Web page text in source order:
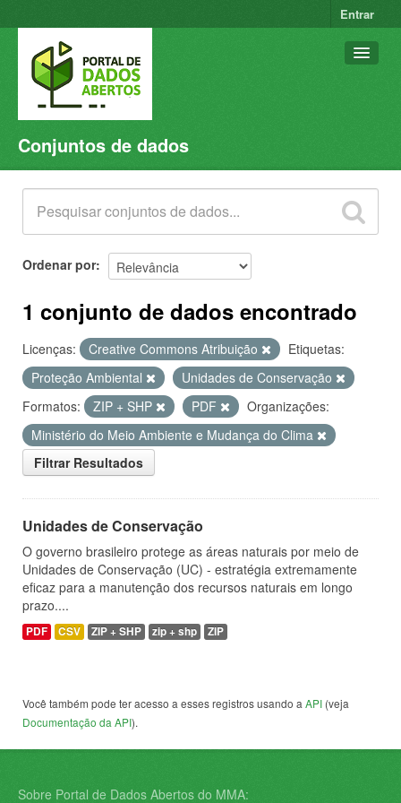
Entrar
Conjuntos de dados
Organizações
Grupos
Sobre
Conjuntos de dados
Ordenar por
1 conjunto de dados encontrado
Licenças: Creative Commons Atribuição
Etiquetas:
Proteção Ambiental
Unidades de Conservação
Formatos:
ZIP + SHP PDF
Organizações:
Ministério do Meio Ambiente e Mudança do Clima
Filtrar Resultados
Unidades de Conservação
O governo brasileiro protege as áreas naturais por meio de
Unidades de Conservação (UC) - estratégia extremamente
eficaz para a manutenção dos recursos naturais em longo
prazo....
PDF CSV ZIP + SHP zip + shp ZIP
Você também pode ter acesso a esses registros usando a API (veja
Documentação da API).
Sobre Portal de Dados Abertos do MMA: